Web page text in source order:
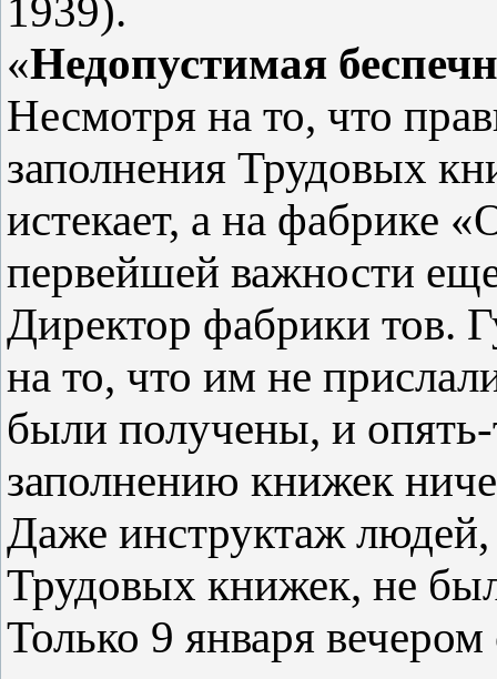
1939).
«Недопустимая
Несмотря на то, что
заполнения Трудовых
истекает, а на фабрике
первейшей важности
Директор фабрики тов.
на то, что им не
были получены, и опять-
заполнению книжек
Даже инструктаж
Трудовых книжек, не
Только 9 января